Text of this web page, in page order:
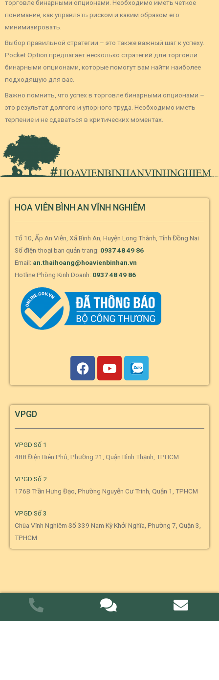
торговле бинарными опционами. Необходимо иметь четкое
понимание, как управлять риском и каким образом его
минимизировать.
Выбор правильной стратегии – это также важный шаг к успеху.
Pocket Option предлагает несколько стратегий для торговли
бинарными опционами, которые помогут вам найти наиболее
подходящую для вас.
Важно помнить, что успех в торговле бинарными опционами –
это результат долгого и упорного труда. Необходимо иметь
терпение и не сдаваться в критических моментах.
HOA VIÊN BÌNH AN VĨNH NGHIÊM
Tổ 10, Ấp An Viễn, Xã Bình An, Huyện Long Thành, Tỉnh Đồng Nai
Số điện thoại ban quản trang: 0937 48 49 86
Email: an.thaihoang@hoavienbinhan.vn
Hotline Phòng Kinh Doanh: 0937 48 49 86
VPGD
VPGD Số 1
488 Điện Biên Phủ, Phường 21, Quận Bình Thạnh, TPHCM
VPGD Số 2
176B Trần Hưng Đạo, Phường Nguyễn Cư Trinh, Quận 1, TPHCM
VPGD Số 3
Chùa Vĩnh Nghiêm Số 339 Nam Kỳ Khởi Nghĩa, Phường 7, Quận 3,
TPHCM